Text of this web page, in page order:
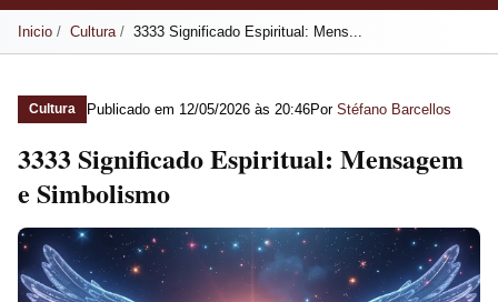
Inicio Cultura 3333 Significado Espiritual: Mens...
Cultura Publicado em 12/05/2026 às 20:46Por Stéfano Barcellos
3333 Significado Espiritual: Mensagem
e Simbolismo